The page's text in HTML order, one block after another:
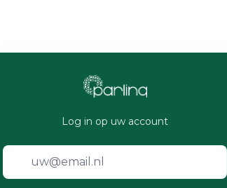
Log in op uw account